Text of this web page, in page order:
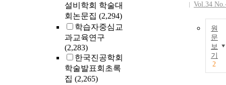
설비학회 학술대
회논문집 (2,294)
학습자중심교
과교육연구
(2,283)
한국진공학회
학술발표회초록
집 (2,265)
Vol.34
원
문
보
기
2